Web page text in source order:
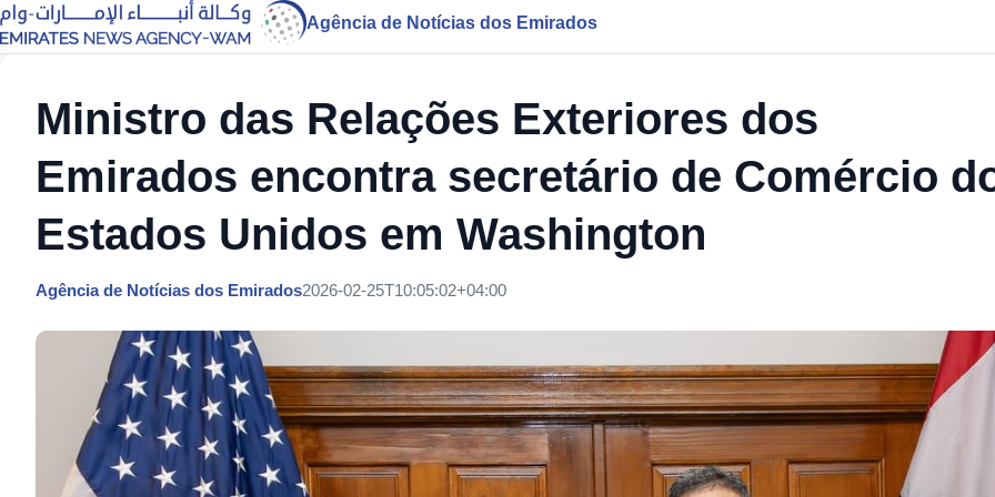
Agência de Notícias dos Emirados
Ministro das Relações Exteriores dos
Emirados encontra secretário de Comércio
Estados Unidos em Washington
Agência de Notícias dos Emirados2026-02-25T10:05:02+04:00